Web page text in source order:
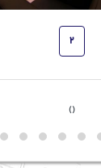
2
‹
›